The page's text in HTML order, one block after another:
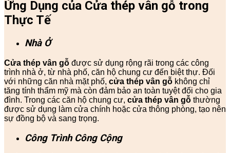
Ứng Dụng của Cửa thép vân gỗ trong
Thực Tế
Nhà Ở
Cửa thép vân gỗ được sử dụng rộng rãi trong các công
trình nhà ở, từ nhà phố, căn hộ chung cư đến biệt thự. Đối
với những căn nhà mặt phố, cửa thép vân gỗ không chỉ
tăng tính thẩm mỹ mà còn đảm bảo an toàn tuyệt đối cho gia
đình. Trong các căn hộ chung cư, cửa thép vân gỗ thường
được sử dụng làm cửa chính hoặc cửa thông phòng, tạo nên
sự đồng bộ và sang trọng.
Công Trình Công Cộng